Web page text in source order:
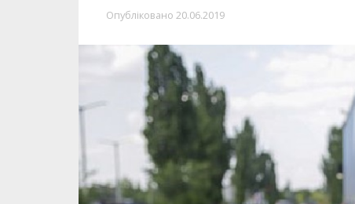
Опубліковано 20.06.2019